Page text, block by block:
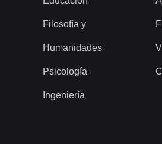
Filosofía y
Humanidades
Psicología
Ingeniería